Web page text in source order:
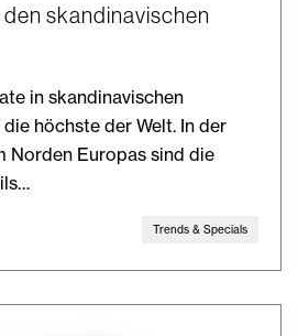
skandinavischen
in skandinavischen
höchste der Welt. In der
Norden Europas sind die
Trends & Specials